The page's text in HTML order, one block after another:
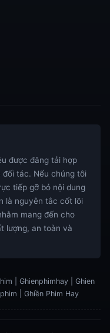
được đăng tải hợp
tác. Nếu chúng tôi
tiếp gỡ bỏ nội dung
là nguyên tắc cốt lõi
mang đến cho
lượng, an toàn và
| Ghienphimhay | Ghien
| Ghiền Phim Hay